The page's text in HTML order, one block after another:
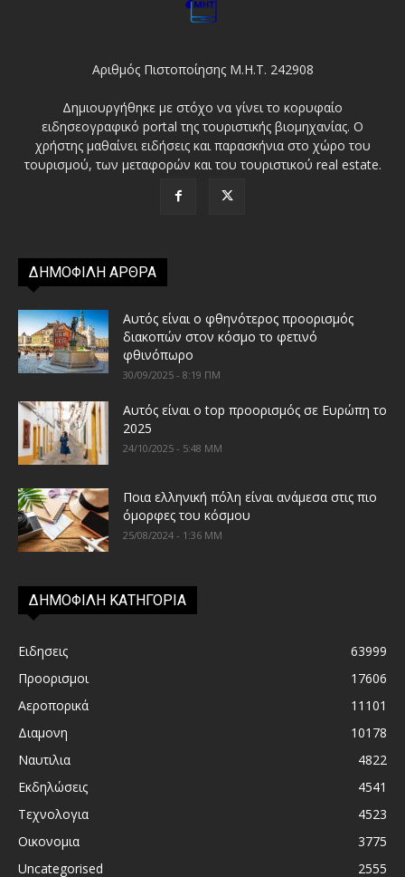
Αριθμός Πιστοποίησης Μ.Η.Τ. 242908
Δημιουργήθηκε με στόχο να γίνει το κορυφαίο
ειδησεογραφικό portal της τουριστικής βιομηχανίας. Ο
χρήστης μαθαίνει ειδήσεις και παρασκήνια στο χώρο του
τουρισμού, των μεταφορών και του τουριστικού real estate.
ΔΗΜΟΦΙΛΗ ΑΡΘΡΑ
Αυτός είναι ο φθηνότερος προορισμός
διακοπών στον κόσμο το φετινό
φθινόπωρο
30/09/2025 - 8:19 ΠΜ
Αυτός είναι ο top προορισμός σε Ευρώπη το
2025
24/10/2025 - 5:48 ΜΜ
Ποια ελληνική πόλη είναι ανάμεσα στις πιο
όμορφες του κόσμου
25/08/2024 - 1:36 ΜΜ
ΔΗΜΟΦΙΛΗ ΚΑΤΗΓΟΡΙΑ
Ειδησεις
63999
Προορισμοι
17606
Αεροπορικά
11101
Διαμονη
10178
Ναυτιλια
4822
Εκδηλώσεις
4541
Τεχνολογια
4523
Οικονομια
3775
Uncategorised
2555